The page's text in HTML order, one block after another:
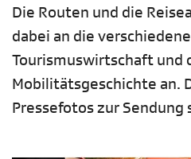
Die Routen und die
dabei an die
Tourismuswirtschaft und
Mobilitätsgeschichte an.
Pressefotos zur Sendung